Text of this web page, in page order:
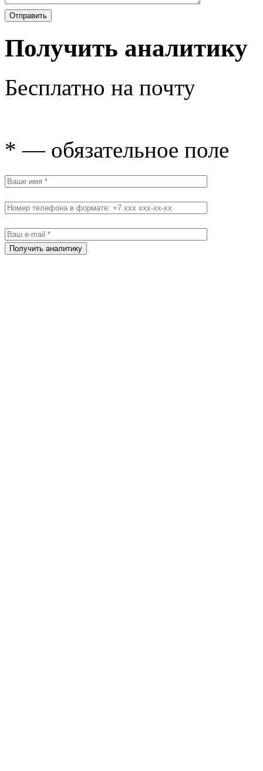
Получить аналитику
Бесплатно на почту
* — обязательное поле